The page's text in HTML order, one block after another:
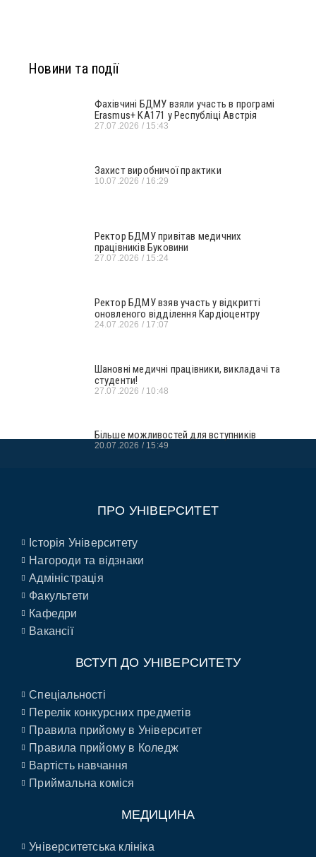
Новини та події
Фахівчині БДМУ взяли участь в програмі
Erasmus+ KA171 у Республіці Австрія
27.07.2026 15:43
Захист виробничої практики
10.07.2026 16:29
Ректор БДМУ привітав медичних
працівників Буковини
27.07.2026 15:24
Ректор БДМУ взяв участь у відкритті
оновленого відділення Кардіоцентру
24.07.2026 17:07
Шановні медичні працівники, викладачі та
студенти!
27.07.2026 10:48
Більше можливостей для вступників
20.07.2026 15:49
ПРО УНІВЕРСИТЕТ
Історія Університету
Нагороди та відзнаки
Адміністрація
Факультети
Кафедри
Вакансії
ВСТУП ДО УНІВЕРСИТЕТУ
Спеціальності
Перелік конкурсних предметів
Правила прийому в Університет
Правила прийому в Коледж
Вартість навчання
Приймальна коміся
МЕДИЦИНА
Університетська клініка